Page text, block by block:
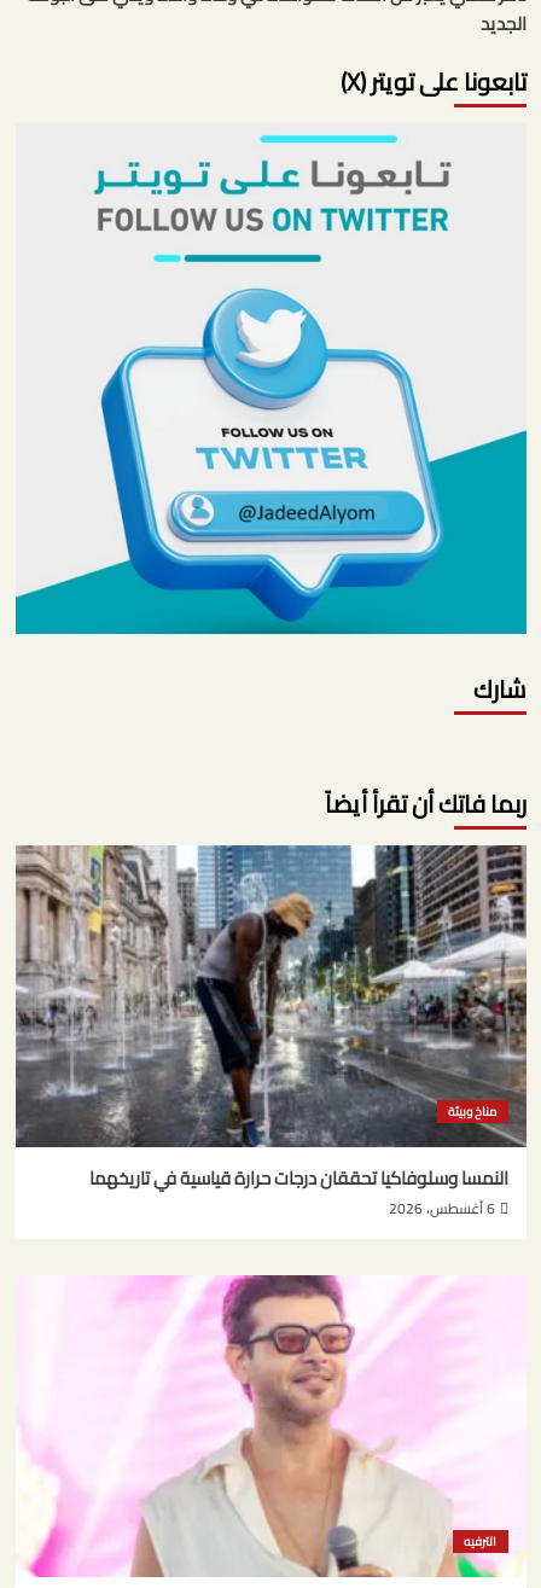
الجديد
تابعونا على تويتر (X)
شارك
ربما فاتك أن تقرأ أيضاً
مناخ وبيئة
النمسا وسلوفاكيا تحققان درجات حرارة قياسية في تاريخهما
6 أغسطس، 2026
الترفيه